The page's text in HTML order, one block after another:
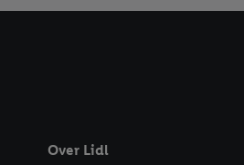
Over Lidl